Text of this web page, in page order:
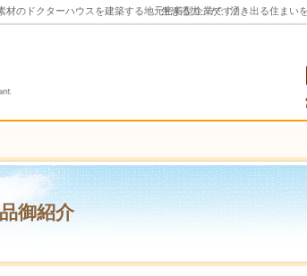
御紹介
「生きる力」が、湧き出る住まい
材のドクターハウスを建築する地元密着型企業です。